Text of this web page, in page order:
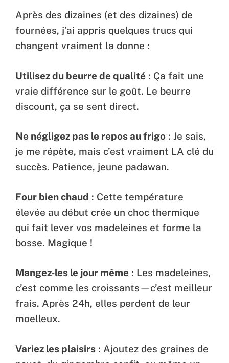
Après des dizaines (et des dizaines) de
fournées, j’ai appris quelques trucs qui
changent vraiment la donne :
Utilisez du beurre de qualité : Ça fait une
vraie différence sur le goût. Le beurre
discount, ça se sent direct.
Ne négligez pas le repos au frigo : Je sais,
je me répète, mais c’est vraiment LA clé du
succès. Patience, jeune padawan.
Four bien chaud : Cette température
élevée au début crée un choc thermique
qui fait lever vos madeleines et forme la
bosse. Magique !
Mangez-les le jour même : Les madeleines,
c’est comme les croissants—c’est meilleur
frais. Après 24h, elles perdent de leur
moelleux.
Variez les plaisirs : Ajoutez des graines de